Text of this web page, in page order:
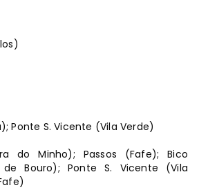
Ponte S. Vicente (Vila Verde)
do Minho); Passos (Fafe); Bico
Bouro); Ponte S. Vicente (Vila